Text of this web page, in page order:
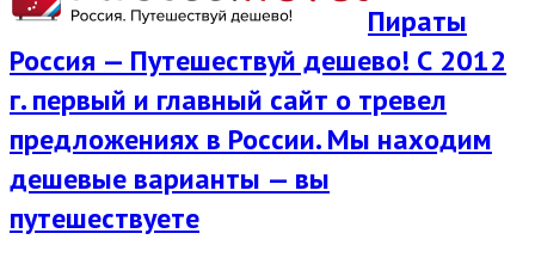
Пираты
Россия — Путешествуй дешево! С 2012
г. первый и главный сайт о тревел
предложениях в России. Мы находим
дешевые варианты — вы
путешествуете